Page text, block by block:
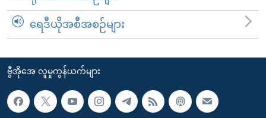
ရေဒီယိုအစီအစဉ်များ
ဗွီအိုအေ လူမှုကွန်ယက်များ